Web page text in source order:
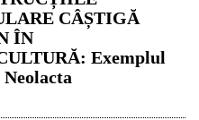
CÂȘTIGĂ
ÎN
Exemplul